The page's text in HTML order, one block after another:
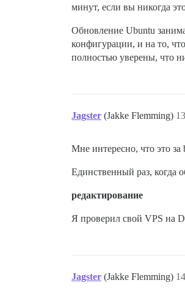
минут, если вы никогда
Обновление Ubuntu
конфигурации, и на то,
полностью уверены, что
Jagster (Jakke Flemming) 13
Мне интересно, что это за
Единственный раз, когда
редактирование
Я проверил свой VPS на
Jagster (Jakke Flemming) 14